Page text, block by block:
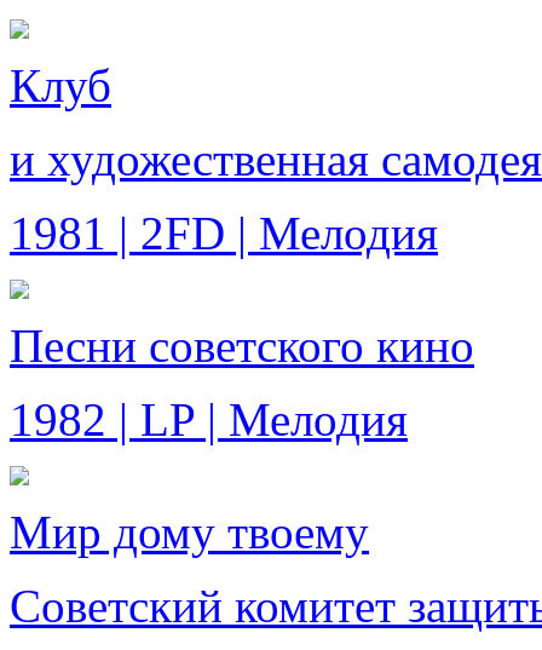
Клуб
и художественная
1981 | 2FD | Мелодия
Песни советского кино
1982 | LP | Мелодия
Мир дому твоему
Советский комитет